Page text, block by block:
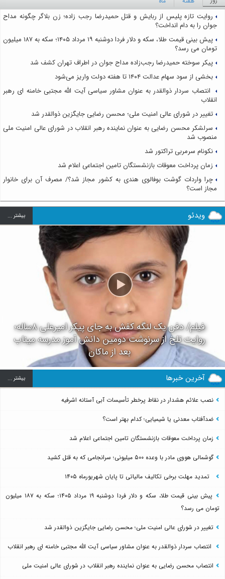
روایت تازه پلیس از ربایش و قتل حمیدرضا رجب زاده؛ زن بلاگر چگونه مداح
جوان را به دام انداخت؟
پیش بینی قیمت طلا، سکه و دلار فردا دوشنبه ۱۹ مرداد ۱۴۰۵؛ سکه به ۱۸۷ میلیون
تومان می رسد؟
پیکر سوخته حمیدرضا رجب‌زاده مداح جوان در اطراف تهران کشف شد
بخشی از سود سهام عدالت ۱۴۰۴ تا هفته دولت واریز می‌شود
انتصاب سردار ذوالقدر به عنوان مشاور سیاسی آیت الله مجتبی خامنه ای رهبر
انقلاب
تغییر در شورای عالی امنیت ملی؛ محسن رضایی جایگزین ذوالقدر شد
سرلشکر محسن رضایی به عنوان نماینده رهبر انقلاب در شورای عالی امنیت ملی
منصوب شد
نکونام سرمربی تراکتور شد
زمان پرداخت معوقات بازنشستگان تامین اجتماعی اعلام شد
چرا واردات گوشت بوفالوی هندی به کشور مجاز شد؟/ مصرف آن برای خانوار
مجاز است؟
ویدئو بيشتر ...
فیلم/ دفن یک لنگه کفش به جای پیکر امیرعلی ۸ساله؛
روایت تلخ از سرنوشت دومین دانش آموز مدرسه میناب
بعد از ماکان
آخرین خبرها بيشتر ...
نصب علائم هشدار در نقاط پرخطر تأسیسات آبی آستانه اشرفیه
ضدآفتاب‌ معدنی یا شیمیایی؛ کدام بهتر است؟
زمان پرداخت معوقات بازنشستگان تامین اجتماعی اعلام شد
گوشمالی هووی مادر با وعده ۵۰۰ میلیونی؛ سرانجامی که به قتل کشید
تمدید مهلت برخی تکالیف مالیاتی تا پایان شهریورماه ۱۴۰۵
پیش بینی قیمت طلا، سکه و دلار فردا دوشنبه ۱۹ مرداد ۱۴۰۵؛ سکه به ۱۸۷ میلیون
تومان می رسد؟
تغییر در شورای عالی امنیت ملی؛ محسن رضایی جایگزین ذوالقدر شد
انتصاب سردار ذوالقدر به عنوان مشاور سیاسی آیت الله مجتبی خامنه ای رهبر انقلاب
انتصاب محسن رضایی به عنوان نماینده رهبر انقلاب در شورای عالی امنیت ملی